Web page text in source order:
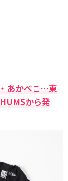
あかべこ…東
から発